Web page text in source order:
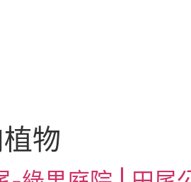
物